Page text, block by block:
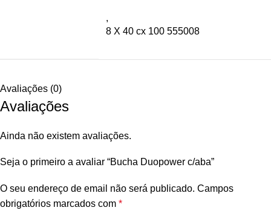
,
8 X 40 cx 100 555008
Avaliações (0)
Avaliações
Ainda não existem avaliações.
Seja o primeiro a avaliar “Bucha Duopower c/aba”
O seu endereço de email não será publicado. Campos
obrigatórios marcados com *